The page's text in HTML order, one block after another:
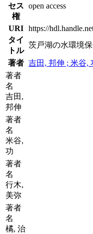
セス
権
open access
URI https://
タイ
トル
茨戸湖の水環境
著者 吉田, 邦伸 ; 米谷,
著者
名
吉田,
邦伸
著者
名
米谷,
功
著者
名
行木,
美弥
著者
名
橘, 治